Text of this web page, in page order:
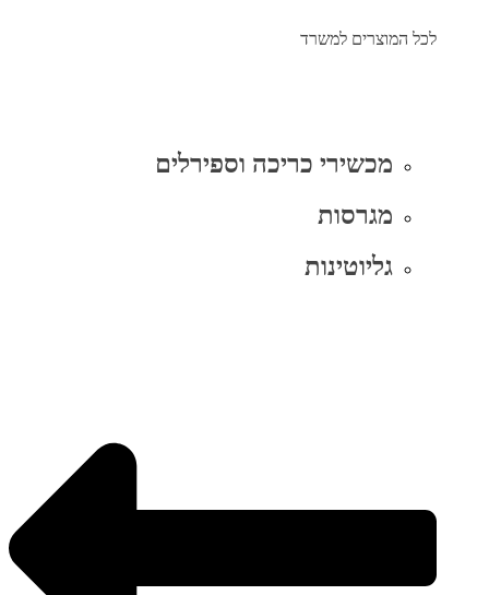
לכל המוצרים למשרד
מכשירי כריכה וספירלים
מגרסות
גליוטינות